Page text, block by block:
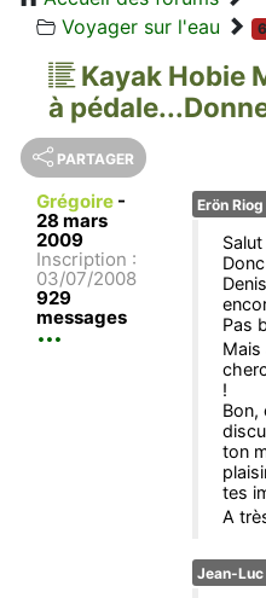
Voyager sur l'eau
Kayak Hobie
à
PARTAGER
Grégoire -
28 mars
2009
Inscription :
03/07/2008
929
messages
Erön Riog
Pas
Mais
!
Bon,
ton
tes
A
Jean-Luc